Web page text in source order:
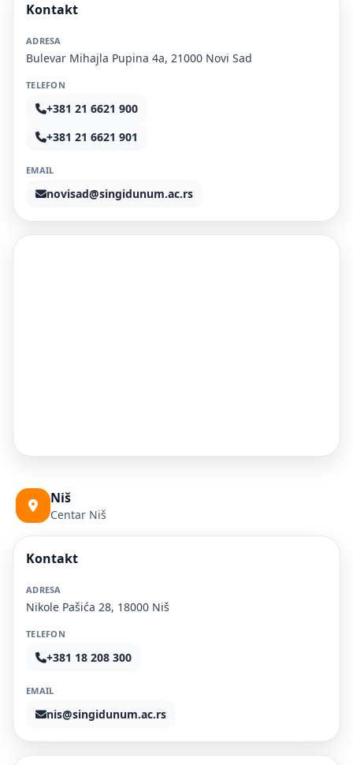
Kontakt
ADRESA
Bulevar Mihajla Pupina 4a, 21000 Novi Sad
TELEFON
+381 21 6621 900
+381 21 6621 901
EMAIL
novisad@singidunum.ac.rs
Niš
Centar Niš
Kontakt
ADRESA
Nikole Pašića 28, 18000 Niš
TELEFON
+381 18 208 300
EMAIL
nis@singidunum.ac.rs